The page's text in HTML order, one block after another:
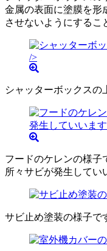
金属の表面に塗膜を形
させないようにするこ
シャッターボックスの
フードのケレンの様子
所々サビが発生してい
サビ止め塗装の様子で